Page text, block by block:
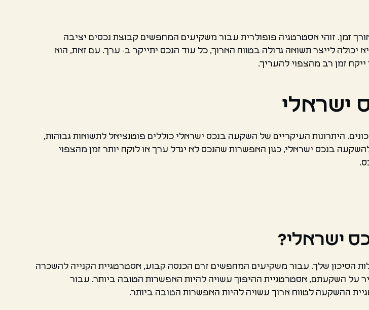
זמן. זוהי אסטרטגיה פופולרית עבור משקיעים המחפשים קבוצת נכסים יציבה
יכולה לייצר תשואה גדולה בטווח הארוך, כל עוד הנכס יתייקר ב- ערך. עם זאת, הוא
ייקח זמן רב מהצפוי להעריך.
ישראלי
היתרונות העיקריים של השקעה בנכס ישראלי כוללים פוטנציאל לתשואות גבוהות,
בנכס ישראלי, כגון האפשרות שהנכס לא יגדל ערך או לוקח יותר זמן מהצפוי
ישראלי?
הסיכון שלך. עבור משקיעים המחפשים זרם הכנסה קבוע, אסטרטגיית הקנייה להשכרה
על השקעתם, אסטרטגיית ההיפוך עשויה להיות האפשרות הטובה ביותר. עבור
ההשקעה לטווח ארוך עשויה להיות האפשרות הטובה ביותר.